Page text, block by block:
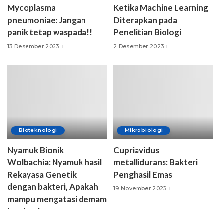
Mycoplasma
pneumoniae: Jangan
panik tetap waspada!!
13 Desember 2023
Ketika Machine Learning
Diterapkan pada
Penelitian Biologi
2 Desember 2023
Bioteknologi
Nyamuk Bionik
Wolbachia: Nyamuk hasil
Rekayasa Genetik
dengan bakteri, Apakah
mampu mengatasi demam
Mikrobiologi
Cupriavidus
metallidurans: Bakteri
Penghasil Emas
19 November 2023